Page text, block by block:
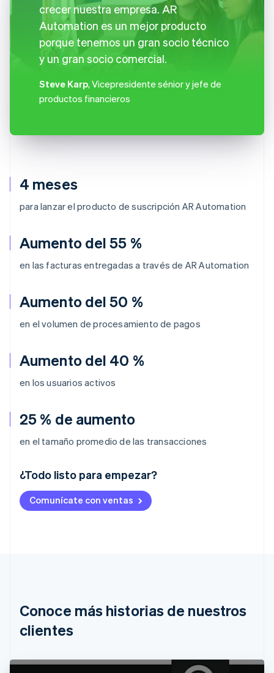
4 meses
para lanzar el producto de suscripción AR Automation
Aumento del 55 %
en las facturas entregadas a través de AR Automation
Aumento del 50 %
en el volumen de procesamiento de pagos
Aumento del 40 %
en los usuarios activos
25 % de aumento
en el tamaño promedio de las transacciones
¿Todo listo para empezar?
Comunícate con ventas
crecer nuestra empresa. AR
Automation es un mejor producto
porque tenemos un gran socio técnico
y un gran socio comercial.
Steve Karp, Vicepresidente sénior y jefe de
productos financieros
Conoce más historias de nuestros
clientes
Alemania
DeutschEnglish
Australia
Bulgaria
English
Canadá
China continental